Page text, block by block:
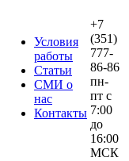
Условия
работы
Статьи
СМИ о
нас
Контакты
+7
(351)
777-
86-86
пн-
пт с
7:00
до
16:00
МСК